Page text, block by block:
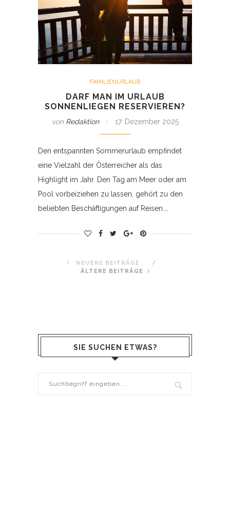
FAMILIENURLAUB
DARF MAN IM URLAUB
SONNENLIEGEN RESERVIEREN?
von Redaktion 17. Dezember 2025
Den entspannten Sommerurlaub empfindet
eine Vielzahl der Österreicher als das
Highlight im Jahr. Den Tag am Meer oder am
Pool vorbeiziehen zu lassen, gehört zu den
beliebten Beschäftigungen auf Reisen.…
NEUERE BEITRÄGE
ÄLTERE BEITRÄGE
SIE SUCHEN ETWAS?